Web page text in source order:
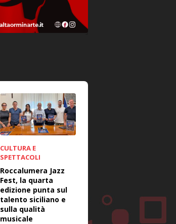
CULTURA E
SPETTACOLI
Roccalumera Jazz
Fest, la quarta
edizione punta sul
talento siciliano e
sulla qualità
musicale